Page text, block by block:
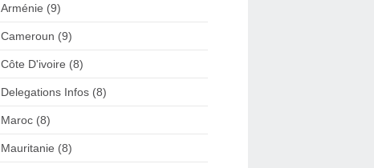
Arménie (9)
Cameroun (9)
Côte D'ivoire (8)
Delegations Infos (8)
Maroc (8)
Mauritanie (8)